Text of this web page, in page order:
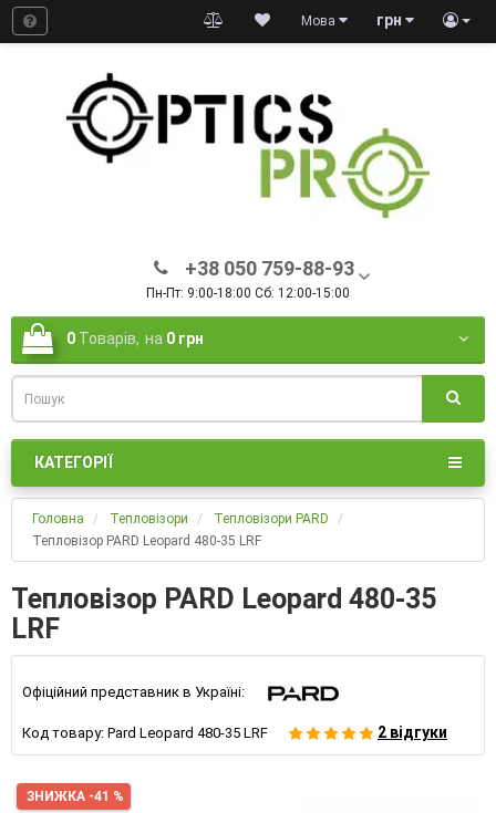
грн
Мова
+38 050 759-88-93
Пн-Пт: 9:00-18:00 Сб: 12:00-15:00
0 Товарів, на 0 грн
КАТЕГОРІЇ
Головна Тепловізори
Тепловізори PARD
Тепловізор PARD Leopard 480-35 LRF
Тепловізор PARD Leopard 480-35
LRF
Офіційний представник в Україні:
Код товару: Pard Leopard 480-35 LRF 2 відгуки
ЗНИЖКА -41 %